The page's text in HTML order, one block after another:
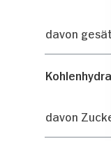
davon
davon